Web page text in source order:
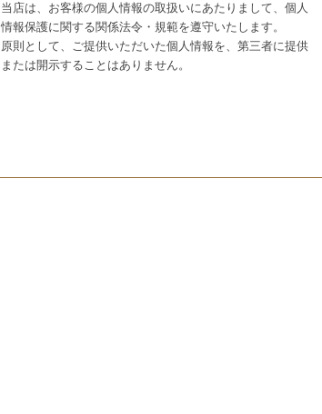
当店は、お客様の個人情報の取扱いにあたりまして、個人
情報保護に関する関係法令・規範を遵守いたします。
原則として、ご提供いただいた個人情報を、第三者に提供
または開示することはありません。